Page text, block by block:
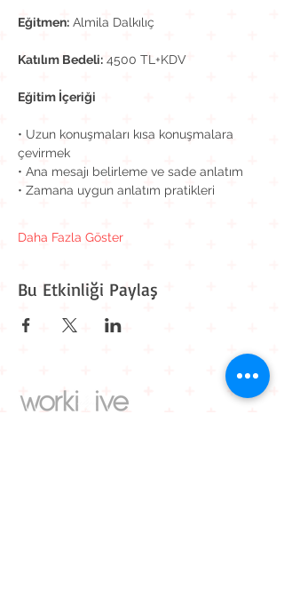
Eğitmen: Almila Dalkılıç
Katılım Bedeli: 4500 TL+KDV
Eğitim İçeriği
• Uzun konuşmaları kısa konuşmalara
çevirmek
• Ana mesajı belirleme ve sade anlatım
• Zamana uygun anlatım pratikleri
Daha Fazla Göster
Bu Etkinliği Paylaş